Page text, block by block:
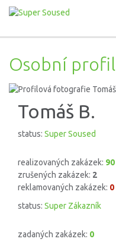
Osobní profil
Tomáš B.
status: Super Soused
realizovaných zakázek: 90
zrušených zakázek: 2
reklamovaných zakázek: 0
status: Super Zákazník
zadaných zakázek: 0